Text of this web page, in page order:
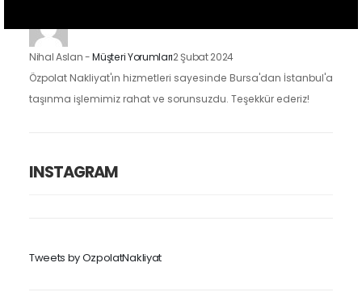
Nihal Aslan-Müşteri Yorumları2 Şubat 2024
Özpolat Nakliyat'ın hizmetleri sayesinde Bursa'dan İstanbul'a
taşınma işlemimiz rahat ve sorunsuzdu. Teşekkür ederiz!
INSTAGRAM
Tweets by OzpolatNakliyat